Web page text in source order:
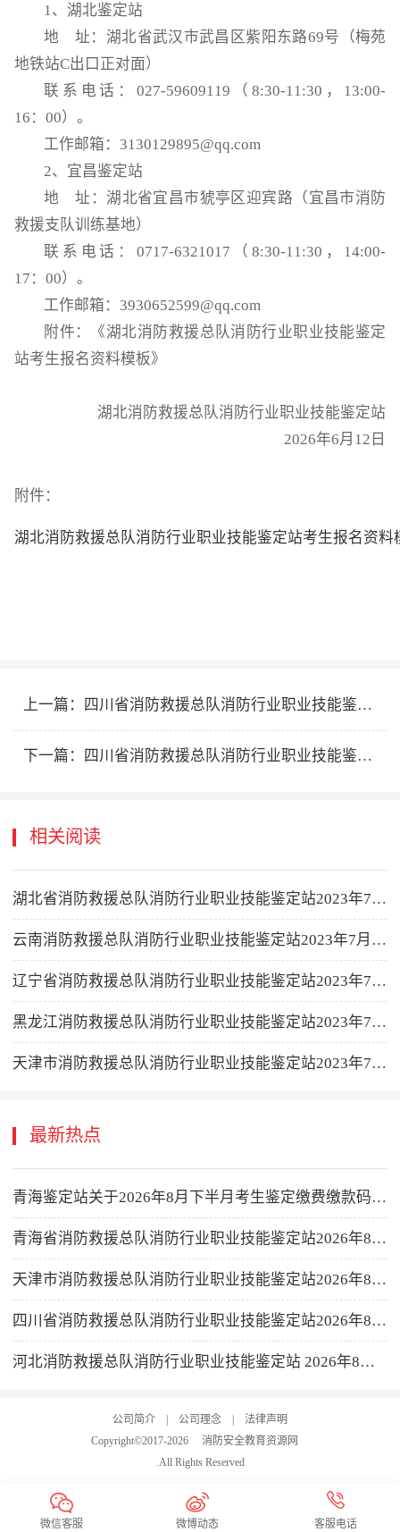
1、湖北鉴定站
地 址：湖北省武汉市武昌区紫阳东路69号（梅苑
地铁站C出口正对面）
联系电话：027-59609119（8:30-11:30，13:00-
16：00）。
工作邮箱：3130129895@qq.com
2、宜昌鉴定站
地 址：湖北省宜昌市猇亭区迎宾路（宜昌市消防
救援支队训练基地）
联系电话：0717-6321017（8:30-11:30，14:00-
17：00）。
工作邮箱：3930652599@qq.com
附件：《湖北消防救援总队消防行业职业技能鉴定
站考生报名资料模板》
湖北消防救援总队消防行业职业技能鉴定站
2026年6月12日
附件：
湖北消防救援总队消防行业职业技能鉴定站考生报名资料
上一篇： 四川省消防救援总队消防行业职业技能鉴定站2026年6月第二批次消防设施操作员名额续增公告
下一篇： 四川省消防救援总队消防行业职业技能鉴定站2026年7月消防设施操作员职业技能鉴定考试公告
相关阅读
湖北省消防救援总队消防行业职业技能鉴定站2023年7月批次消防设施操作员职业技能鉴定公告
云南消防救援总队消防行业职业技能鉴定站2023年7月消防设施操作员职业技能鉴定公告
辽宁省消防救援总队消防行业职业技能鉴定站2023年7月消防设施操作员职业技能鉴定公告
黑龙江消防救援总队消防行业职业技能鉴定站2023年7月消防设施操作员职业技能鉴定公告
天津市消防救援总队消防行业职业技能鉴定站2023年7月消防设施操作员职业技能鉴定公告
最新热点
青海鉴定站关于2026年8月下半月考生鉴定缴费缴款码公示的公告
青海省消防救援总队消防行业职业技能鉴定站2026年8月下半月消防设施操作员职业技能鉴定公告
天津市消防救援总队消防行业职业技能鉴定站2026年8月16-31日批次消防设施操作员职业技能鉴定公告
四川省消防救援总队消防行业职业技能鉴定站2026年8月消防设施操作员职业技能鉴定考试公告
河北消防救援总队消防行业职业技能鉴定站 2026年8月第二批次消防设施操作员职业技能鉴定公告
公司简介 | 公司理念 |
法律声明
Copyright©2017-2026
消防安全教育资源网
.All Rights Reserved
微信客服 微博动态 客服电话